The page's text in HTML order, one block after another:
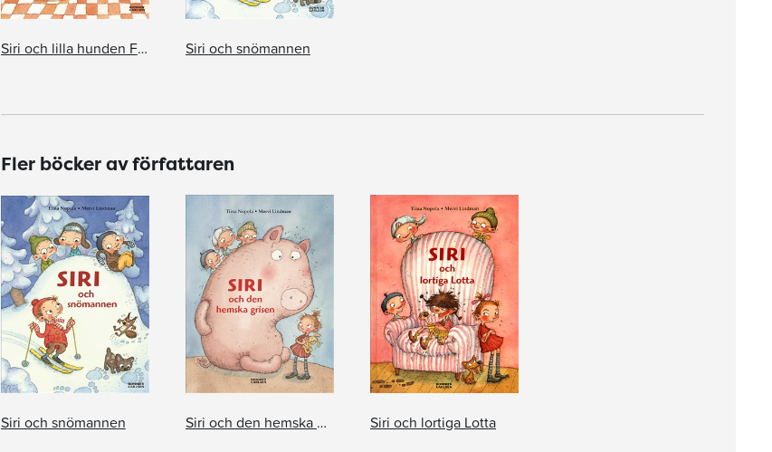
Siri och lilla hunden Felix Siri och snömannen
Fler böcker av författaren
Siri och snömannen Siri och den hemska grisen Siri och lortiga Lotta